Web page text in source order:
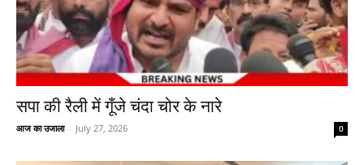
सपा की रैली में गूँजे चंदा चोर के नारे
आज का उजाला - July 27, 2026 0